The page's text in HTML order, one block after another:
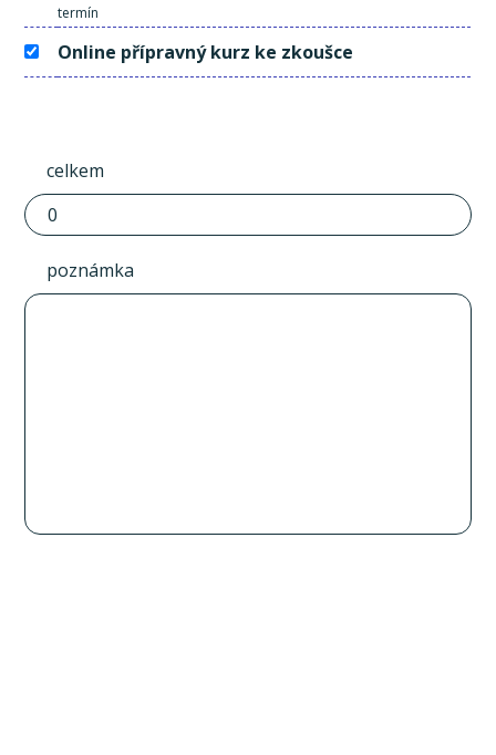
termín
Online přípravný kurz ke zkoušce
celkem
poznámka